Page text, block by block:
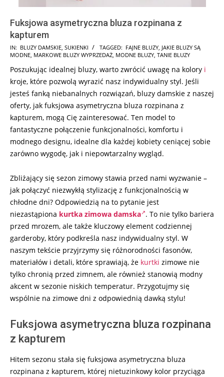
Fuksjowa asymetryczna bluza rozpinana z
kapturem
2024-
08-
06
IN: BLUZY DAMSKIE, SUKIENKI TAGGED: FAJNE BLUZY, JAKIE BLUZY SĄ
MODNE, MARKOWE BLUZY WYPRZEDAŻ, MODNE BLUZY, TANIE BLUZY
Poszukując idealnej bluzy, warto zwrócić uwagę na kolory i
kroje, które pozwolą wyrazić nasz indywidualny styl. Jeśli
jesteś fanką niebanalnych rozwiązań, bluzy damskie z naszej
oferty, jak fuksjowa asymetryczna bluza rozpinana z
kapturem, mogą Cię zainteresować. Ten model to
fantastyczne połączenie funkcjonalności, komfortu i
modnego designu, idealne dla każdej kobiety ceniącej sobie
zarówno wygodę, jak i niepowtarzalny wygląd.
Zbliżający się sezon zimowy stawia przed nami wyzwanie –
jak połączyć niezwykłą stylizację z funkcjonalnością w
chłodne dni? Odpowiedzią na to pytanie jest
niezastąpiona kurtka zimowa damska . To nie tylko bariera
przed mrozem, ale także kluczowy element codziennej
garderoby, który podkreśla nasz indywidualny styl. W
naszym tekście przyjrzymy się różnorodności fasonów,
materiałów i detali, które sprawiają, że kurtki zimowe nie
tylko chronią przed zimnem, ale również stanowią modny
akcent w sezonie niskich temperatur. Przygotujmy się
wspólnie na zimowe dni z odpowiednią dawką stylu!
Fuksjowa asymetryczna bluza rozpinana
z kapturem
Hitem sezonu stała się fuksjowa asymetryczna bluza
rozpinana z kapturem, której nietuzinkowy kolor przyciąga